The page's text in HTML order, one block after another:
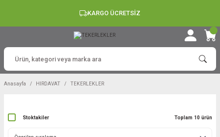
KARGO ÜCRETSİZ
Anasayfa HIRDAVAT TEKERLEKLER
Stoktakiler Toplam 10 ürün